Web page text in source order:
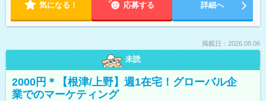
気になる！ 応募する 詳細へ
掲載日：2026.08.06
未読
2000円＊【根津/上野】週1在宅！グローバル企
業でのマーケティング